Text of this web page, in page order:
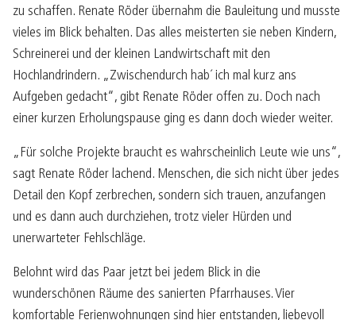
zu schaffen. Renate Röder übernahm die Bauleitung und musste
vieles im Blick behalten. Das alles meisterten sie neben Kindern,
Schreinerei und der kleinen Landwirtschaft mit den
Hochlandrindern. „Zwischendurch hab´ ich mal kurz ans
Aufgeben gedacht“, gibt Renate Röder offen zu. Doch nach
einer kurzen Erholungspause ging es dann doch wieder weiter.
„Für solche Projekte braucht es wahrscheinlich Leute wie uns“,
sagt Renate Röder lachend. Menschen, die sich nicht über jedes
Detail den Kopf zerbrechen, sondern sich trauen, anzufangen
und es dann auch durchziehen, trotz vieler Hürden und
unerwarteter Fehlschläge.
Belohnt wird das Paar jetzt bei jedem Blick in die
wunderschönen Räume des sanierten Pfarrhauses. Vier
komfortable Ferienwohnungen sind hier entstanden, liebevoll